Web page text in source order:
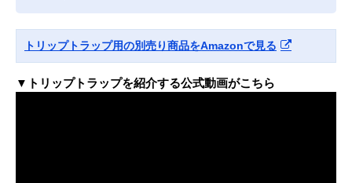
トリップトラップ用の別売り商品をAmazonで見る
▼トリップトラップを紹介する公式動画がこちら